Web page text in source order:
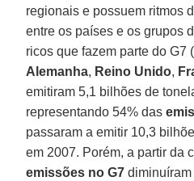
regionais e possuem ritmos
entre os países e os grupos
ricos que fazem parte do G7 (
Alemanha, Reino Unido,
emitiram 5,1 bilhões de
representando 54% das
passaram a emitir 10,3
em 2007. Porém, a partir da
emissões no G7 diminuíram